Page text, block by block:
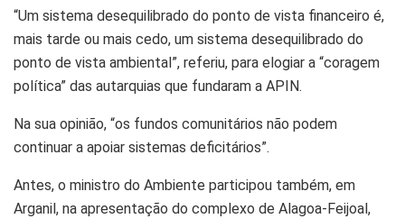
“Um sistema desequilibrado do ponto de vista financeiro é,
mais tarde ou mais cedo, um sistema desequilibrado do
ponto de vista ambiental”, referiu, para elogiar a “coragem
política” das autarquias que fundaram a APIN.
Na sua opinião, “os fundos comunitários não podem
continuar a apoiar sistemas deficitários”.
Antes, o ministro do Ambiente participou também, em
Arganil, na apresentação do complexo de Alagoa-Feijoal,